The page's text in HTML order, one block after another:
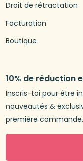
Droit de rétractation
Facturation
Boutique
10% de réduction
Inscris-toi pour être
nouveautés &
première commande.